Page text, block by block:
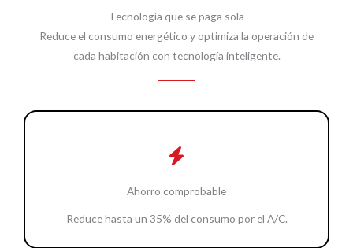
Tecnología que se paga sola
Reduce el consumo energético y optimiza la operación de
cada habitación con tecnología inteligente.
Ahorro comprobable
Reduce hasta un 35% del consumo por el A/C.